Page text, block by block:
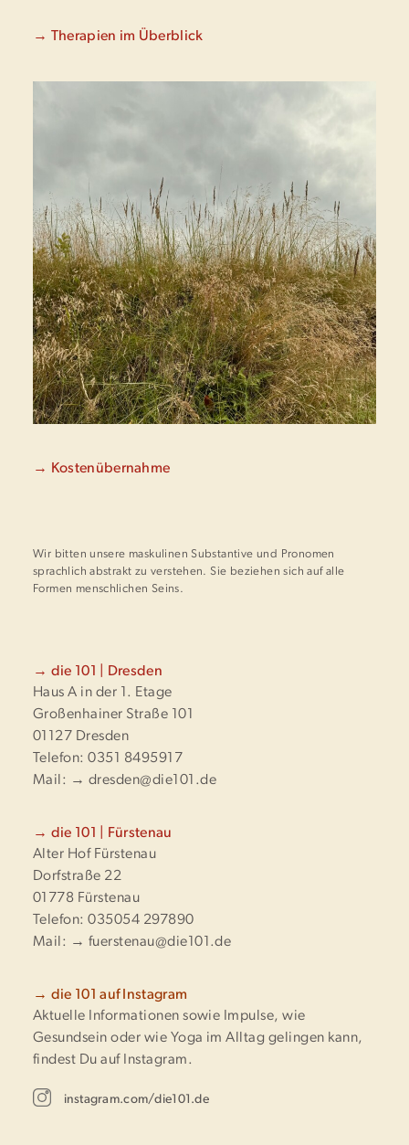
→ Therapien im Überblick
→ Kostenübernahme
Wir bitten unsere maskulinen Substantive und Pronomen
sprachlich abstrakt zu verstehen. Sie beziehen sich auf alle
Formen menschlichen Seins.
→ die 101 | Dresden
Haus A in der 1. Etage
Großenhainer Straße 101
01127 Dresden
Telefon: 0351 8495917
Mail: → dresden@die101.de
→ die 101 | Fürstenau
Alter Hof Fürstenau
Dorfstraße 22
01778 Fürstenau
Telefon: 035054 297890
Mail: → fuerstenau@die101.de
→ die 101 auf Instagram
Aktuelle Informationen sowie Impulse, wie
Gesundsein oder wie Yoga im Alltag gelingen kann,
findest Du auf Instagram.
instagram.com/die101.de